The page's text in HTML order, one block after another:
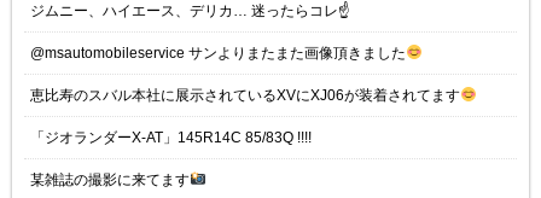
ジムニー、ハイエース、デリカ… 迷ったらコレ☝️
@msautomobileservice サンよりまたまた画像頂きました
恵比寿のスバル本社に展示されているXVにXJ06が装着されてます
「ジオランダーX-AT」145R14C 85/83Q !!!!
某雑誌の撮影に来てます